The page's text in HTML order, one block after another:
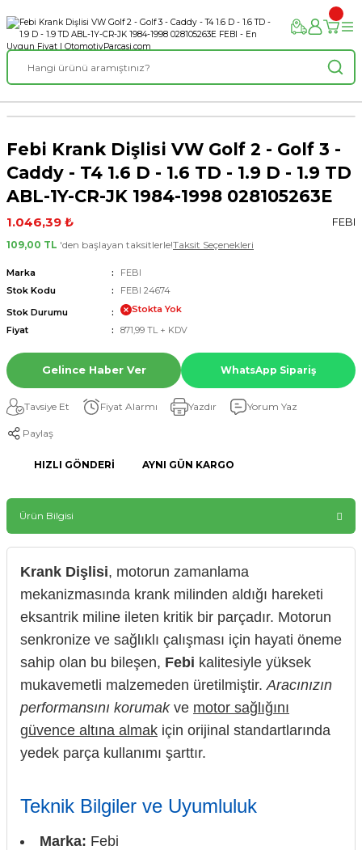
Febi Krank Dişlisi VW Golf 2 - Golf 3 -
Caddy - T4 1.6 D - 1.6 TD - 1.9 D - 1.9 TD
ABL-1Y-CR-JK 1984-1998 028105263E
1.046,39 ₺
FEBI
109,00 TL 'den başlayan taksitlerle!Taksit Seçenekleri
Marka
FEBI
Stok Kodu
FEBI 24674
Stok Durumu
Stokta Yok
Fiyat
871,99 TL + KDV
Gelince Haber Ver WhatsApp Sipariş
Tavsiye Et Fiyat Alarmı Yazdır Yorum Yaz
Paylaş
HIZLI GÖNDERI AYNI GÜN KARGO
Ürün Bilgisi
Krank Dişlisi, motorun zamanlama
mekanizmasında krank milinden aldığı hareketi
eksantrik miline ileten kritik bir parçadır. Motorun
senkronize ve sağlıklı çalışması için hayati öneme
sahip olan bu bileşen, Febi kalitesiyle yüksek
mukavemetli malzemeden üretilmiştir. Aracınızın
performansını korumakve motor sağlığını
güvence altına almak için orijinal standartlarında
yedek parça kullanımı şarttır.
Teknik Bilgiler ve Uyumluluk
Marka: Febi